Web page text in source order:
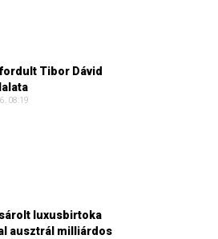
Tibor Dávid
08:19
luxusbirtoka
ausztrál milliárdos